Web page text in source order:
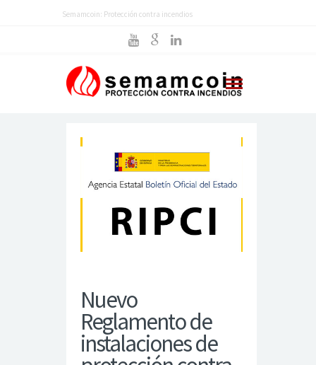
Semamcoin: Protección contra incendios
Nuevo
Reglamento de
instalaciones de